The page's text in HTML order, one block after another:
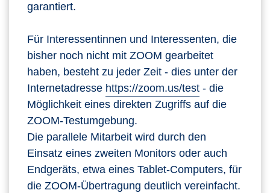
garantiert.
Für Interessentinnen und Interessenten, die
bisher noch nicht mit ZOOM gearbeitet
haben, besteht zu jeder Zeit - dies unter der
Internetadresse https://zoom.us/test - die
Möglichkeit eines direkten Zugriffs auf die
ZOOM-Testumgebung.
Die parallele Mitarbeit wird durch den
Einsatz eines zweiten Monitors oder auch
Endgeräts, etwa eines Tablet-Computers, für
die ZOOM-Übertragung deutlich vereinfacht.